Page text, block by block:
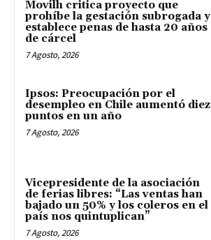
Movilh critica proyecto que
prohíbe la gestación subrogada y
establece penas de hasta 20 años
de cárcel
7 Agosto, 2026
Ipsos: Preocupación por el
desempleo en Chile aumentó diez
puntos en un año
7 Agosto, 2026
Vicepresidente de la asociación
de ferias libres: “Las ventas han
bajado un 50% y los coleros en el
país nos quintuplican”
7 Agosto, 2026